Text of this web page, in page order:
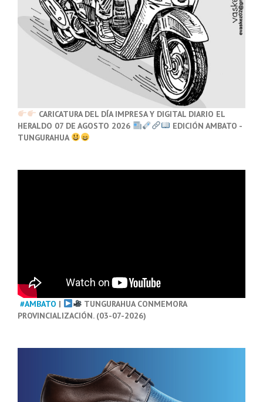
CARICATURA DEL DÍA IMPRESA Y DIGITAL DIARIO EL
HERALDO 07 DE AGOSTO 2026
EDICIÓN AMBATO -
TUNGURAHUA
#AMBATO |
TUNGURAHUA CONMEMORA
PROVINCIALIZACIÓN. (03-07-2026)